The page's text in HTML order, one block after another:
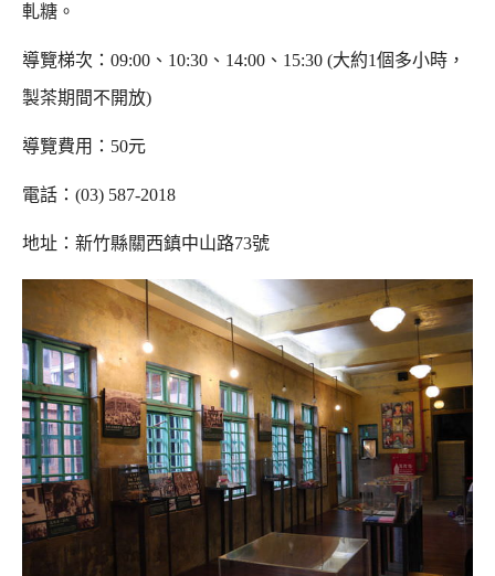
軋糖。
導覽梯次：09:00、10:30、14:00、15:30 (大約1個多小時，
製茶期間不開放)
導覽費用：50元
電話：(03) 587-2018
地址：新竹縣關西鎮中山路73號